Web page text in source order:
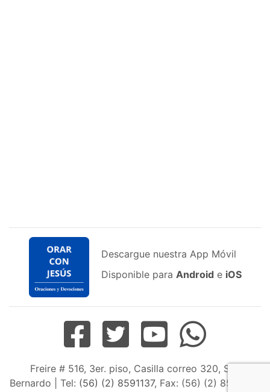
Descargue nuestra App Móvil
Disponible para Android e iOS
Freire # 516, 3er. piso, Casilla correo 320, San
Bernardo | Tel: (56) (2) 8591137, Fax: (56) (2) 8598163